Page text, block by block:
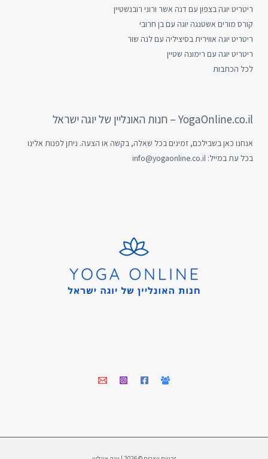
ריטריט יוגה בצפון עם דנה אשר ורוני רובנשטיין
קורס מורים אשטנגה יוגה עם בן חרובי
ריטריט יוגה אווירית בסיציליה עם לנה שור
ריטריט יוגה עם רימונה שטיין
לכל הכתבות
YogaOnline.co.il – חנות האונליין של יוגה ישראל
אנחנו כאן בשבילכם, זמינים בכל שאלה, בקשה או הצעה. ניתן לפנות אלינו
בכל עת במייל: info@yogaonline.co.il